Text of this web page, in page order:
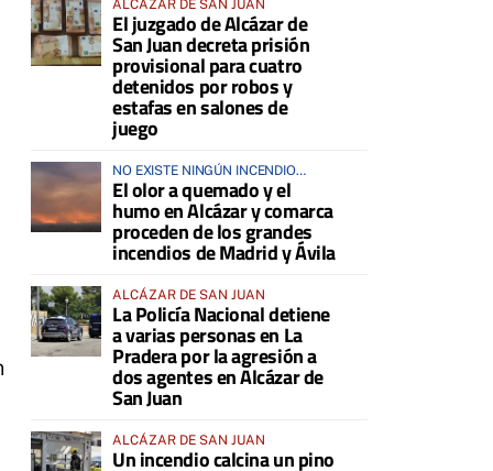
ALCÁZAR DE SAN JUAN
El juzgado de Alcázar de
San Juan decreta prisión
provisional para cuatro
detenidos por robos y
estafas en salones de
juego
NO EXISTE NINGÚN INCENDIO
ACTIVO EN LA COMARCA
El olor a quemado y el
humo en Alcázar y comarca
proceden de los grandes
incendios de Madrid y Ávila
ALCÁZAR DE SAN JUAN
La Policía Nacional detiene
a varias personas en La
Pradera por la agresión a
dos agentes en Alcázar de
San Juan
ALCÁZAR DE SAN JUAN
Un incendio calcina un pino